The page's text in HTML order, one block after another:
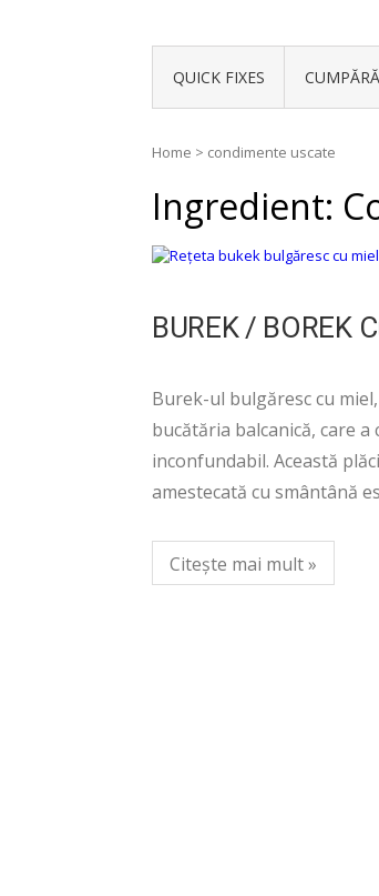
QUICK FIXES
Home > condimente uscate
Ingredient:
BUREK / BOREK
Burek-ul bulgăresc cu
bucătăria balcanică, care
inconfundabil. Această
amestecată cu smântână
Citește mai mult »